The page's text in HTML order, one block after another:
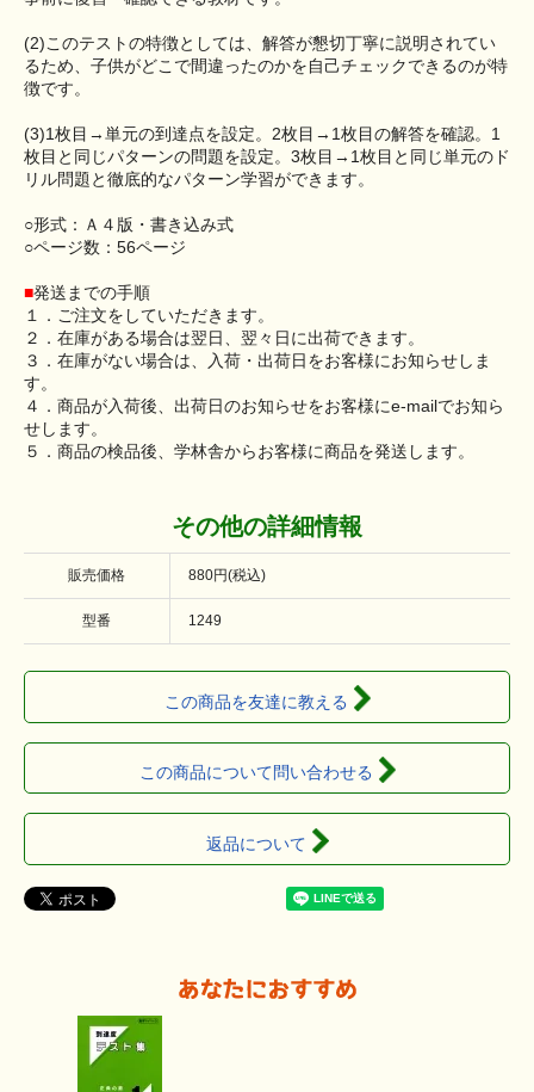
(2)このテストの特徴としては、解答が懇切丁寧に説明されてい
るため、子供がどこで間違ったのかを自己チェックできるのが特
徴です。
(3)1枚目→単元の到達点を設定。2枚目→1枚目の解答を確認。1
枚目と同じパターンの問題を設定。3枚目→1枚目と同じ単元のド
リル問題と徹底的なパターン学習ができます。
○形式：Ａ４版・書き込み式
○ページ数：56ページ
■発送までの手順
１．ご注文をしていただきます。
２．在庫がある場合は翌日、翌々日に出荷できます。
３．在庫がない場合は、入荷・出荷日をお客様にお知らせしま
す。
４．商品が入荷後、出荷日のお知らせをお客様にe-mailでお知ら
せします。
５．商品の検品後、学林舎からお客様に商品を発送します。
その他の詳細情報
販売価格 880円(税込)
型番 1249
この商品を友達に教える
この商品について問い合わせる
返品について